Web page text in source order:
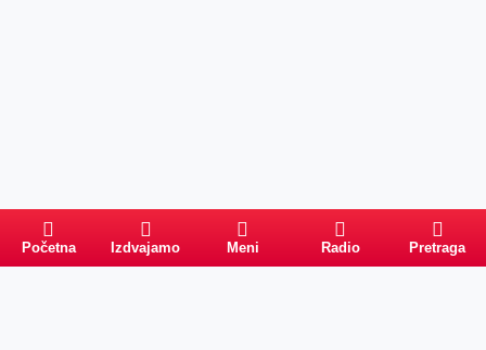
Početna Izdvajamo Meni Radio Pretraga